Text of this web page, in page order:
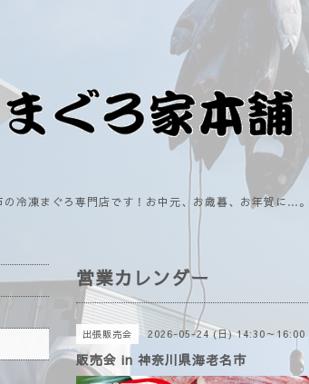
の冷凍まぐろ専門店です！お中元、お歳暮、お年賀に…
営業カレンダー
出張販売会 2026-05-24 (日) 14:30～16:00
販売会 in 神奈川県海老名市